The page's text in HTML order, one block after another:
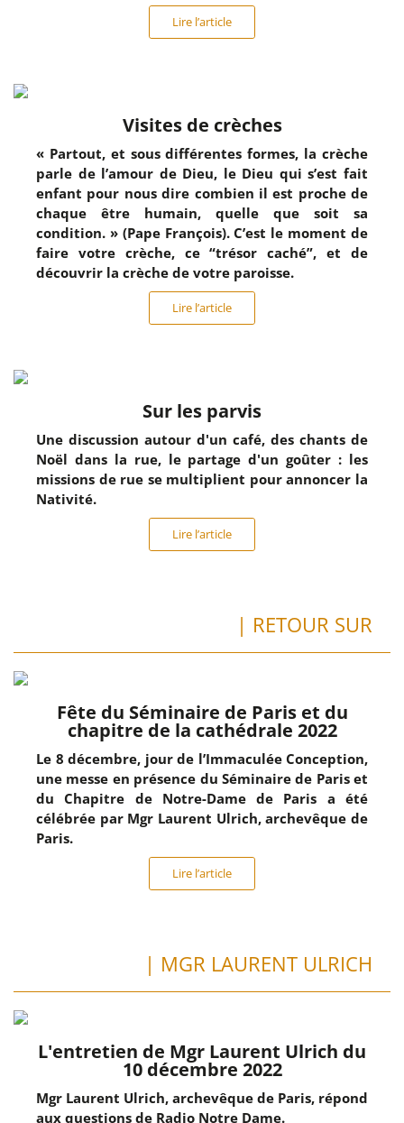
Lire l’article
Visites de crèches
« Partout, et sous différentes formes, la crèche
parle de l’amour de Dieu, le Dieu qui s’est fait
enfant pour nous dire combien il est proche de
chaque être humain, quelle que soit sa
condition. » (Pape François). C’est le moment de
faire votre crèche, ce “trésor caché”, et de
découvrir la crèche de votre paroisse.
Lire l’article
Sur les parvis
Une discussion autour d'un café, des chants de
Noël dans la rue, le partage d'un goûter : les
missions de rue se multiplient pour annoncer la
Nativité.
Lire l’article
| RETOUR SUR
Fête du Séminaire de Paris et du
chapitre de la cathédrale 2022
Le 8 décembre, jour de l’Immaculée Conception,
une messe en présence du Séminaire de Paris et
du Chapitre de Notre-Dame de Paris a été
célébrée par Mgr Laurent Ulrich, archevêque de
Paris.
Lire l’article
| MGR LAURENT ULRICH
L'entretien de Mgr Laurent Ulrich du
10 décembre 2022
Mgr Laurent Ulrich, archevêque de Paris, répond
aux questions de Radio Notre Dame.